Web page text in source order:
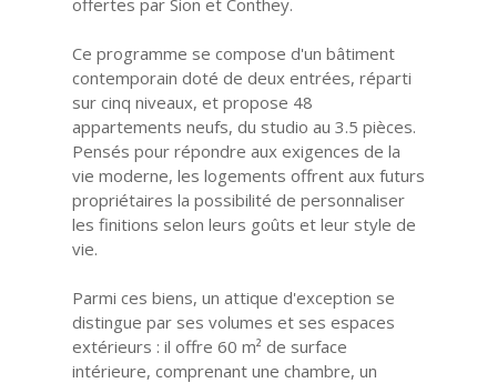
offertes par Sion et Conthey.
Ce programme se compose d'un bâtiment
contemporain doté de deux entrées, réparti
sur cinq niveaux, et propose 48
appartements neufs, du studio au 3.5 pièces.
Pensés pour répondre aux exigences de la
vie moderne, les logements offrent aux futurs
propriétaires la possibilité de personnaliser
les finitions selon leurs goûts et leur style de
vie.
Parmi ces biens, un attique d'exception se
distingue par ses volumes et ses espaces
extérieurs : il offre 60 m² de surface
intérieure, comprenant une chambre, un